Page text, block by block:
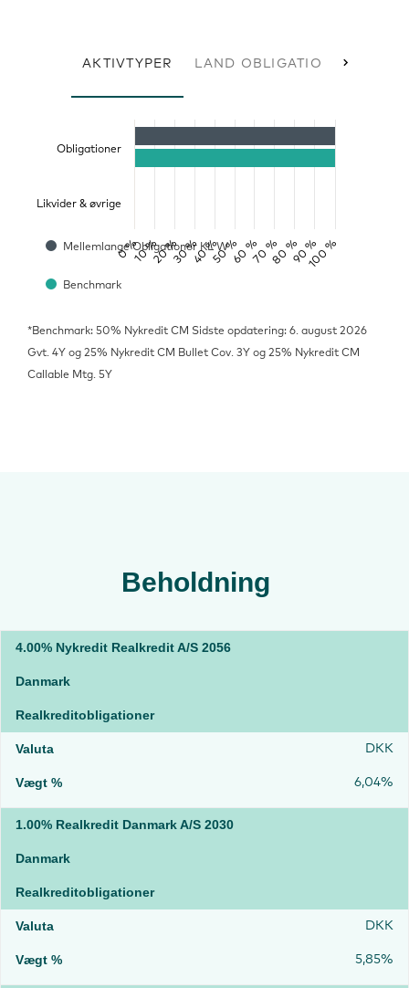
AKTIVTYPER LAND OBLIGATIONER
Mellemlange Obligationer KL W
Benchmark
Obligationer
Likvider & øvrige
0 %10 %20 %30 %40 %50 %60 %70 %80 %90 %100 %
Sidste opdatering: 6. august 2026
*Benchmark: 50% Nykredit CM
Gvt. 4Y og 25% Nykredit CM Bullet Cov. 3Y og 25% Nykredit CM
Callable Mtg. 5Y
Beholdning
4.00% Nykredit Realkredit A/S 2056
Danmark
Realkreditobligationer
DKK
6,04%
1.00% Realkredit Danmark A/S 2030
Danmark
Realkreditobligationer
DKK
5,85%